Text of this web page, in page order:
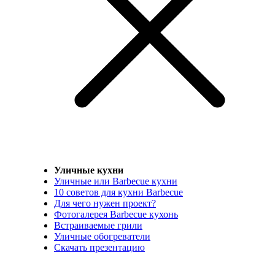
Уличные кухни
Уличные или Barbecue кухни
10 советов для кухни Barbecue
Для чего нужен проект?
Фотогалерея Barbecue кухонь
Встраиваемые грили
Уличные обогреватели
Скачать презентацию